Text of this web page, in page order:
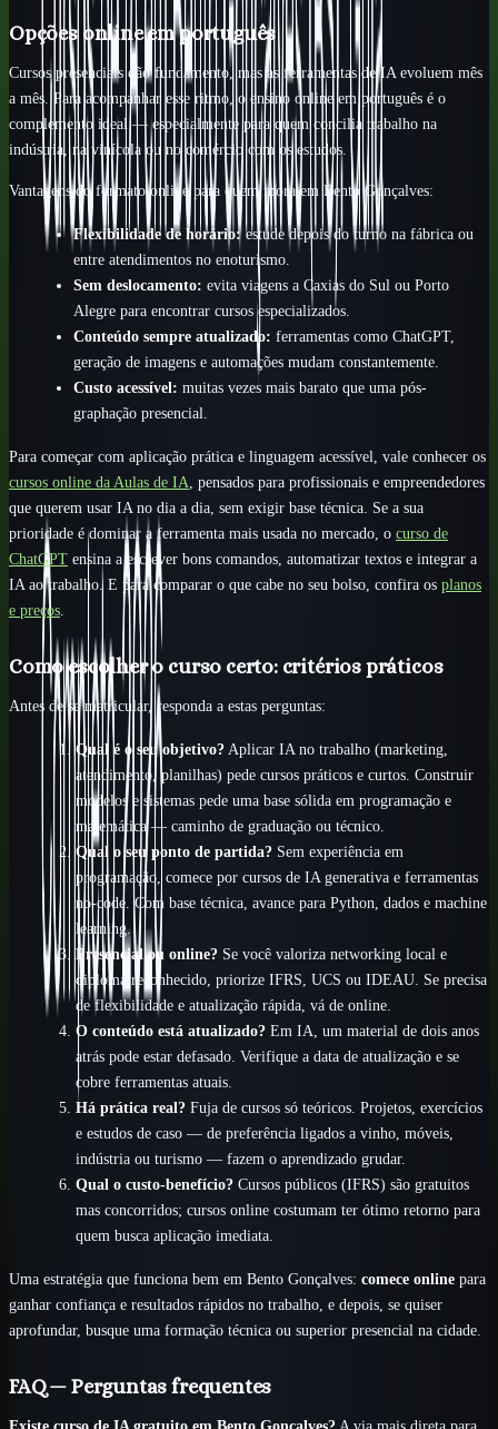
Opções online em português
Cursos presenciais dão fundamento, mas as ferramentas de IA evoluem mês
a mês. Para acompanhar esse ritmo, o ensino online em português é o
complemento ideal — especialmente para quem concilia trabalho na
indústria, na vinícola ou no comércio com os estudos.
Vantagens do formato online para quem mora em Bento Gonçalves:
Flexibilidade de horário:estude depois do turno na fábrica ou
entre atendimentos no enoturismo.
Sem deslocamento: evita viagens a Caxias do Sul ou Porto
Alegre para encontrar cursos especializados.
Conteúdo sempre atualizado: ferramentas como ChatGPT,
geração de imagens e automações mudam constantemente.
Custo acessível: muitas vezes mais barato que uma pós-
graphação presencial.
Para começar com aplicação prática e linguagem acessível, vale conhecer os
cursos online da Aulas de IA, pensados para profissionais e empreendedores
que querem usar IA no dia a dia, sem exigir base técnica. Se a sua
prioridade é dominar a ferramenta mais usada no mercado, o curso de
ChatGPT ensina a escrever bons comandos, automatizar textos e integrar a
IA ao trabalho. E para comparar o que cabe no seu bolso, confira os planos
e preços.
Como escolher o curso certo: critérios práticos
Antes de se matricular, responda a estas perguntas:
Qual é o seu objetivo?Aplicar IA no trabalho (marketing,
atendimento, planilhas) pede cursos práticos e curtos. Construir
modelos e sistemas pede uma base sólida em programação e
matemática — caminho de graduação ou técnico.
Qual o seu ponto de partida? Sem experiência em
programação, comece por cursos de IA generativa e ferramentas
no-code. Com base técnica, avance para Python, dados e machine
learning.
Presencial ou online? Se você valoriza networking local e
diploma reconhecido, priorize IFRS, UCS ou IDEAU. Se precisa
de flexibilidade e atualização rápida, vá de online.
O conteúdo está atualizado? Em IA, um material de dois anos
atrás pode estar defasado. Verifique a data de atualização e se
cobre ferramentas atuais.
Há prática real? Fuja de cursos só teóricos. Projetos, exercícios
e estudos de caso — de preferência ligados a vinho, móveis,
indústria ou turismo — fazem o aprendizado grudar.
Qual o custo-benefício? Cursos públicos (IFRS) são gratuitos
mas concorridos; cursos online costumam ter ótimo retorno para
quem busca aplicação imediata.
Uma estratégia que funciona bem em Bento Gonçalves: comece online para
ganhar confiança e resultados rápidos no trabalho, e depois, se quiser
aprofundar, busque uma formação técnica ou superior presencial na cidade.
FAQ — Perguntas frequentes